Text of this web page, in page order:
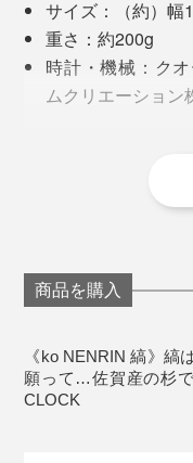
裏面プレートのオリジナルメ
想いのこもった「ko
インながら、リビ
「ko NENRIN 縞」
で、デスクやベッド
『NENRIN』シリー
杉が育ってきた歴史
サイズ：（約）幅
重さ：約200g
時計・機械：ク
ムクリエーション
商品を購入
《ko NENRIN 縞》縞
願って…佐賀産の杉
CLOCK